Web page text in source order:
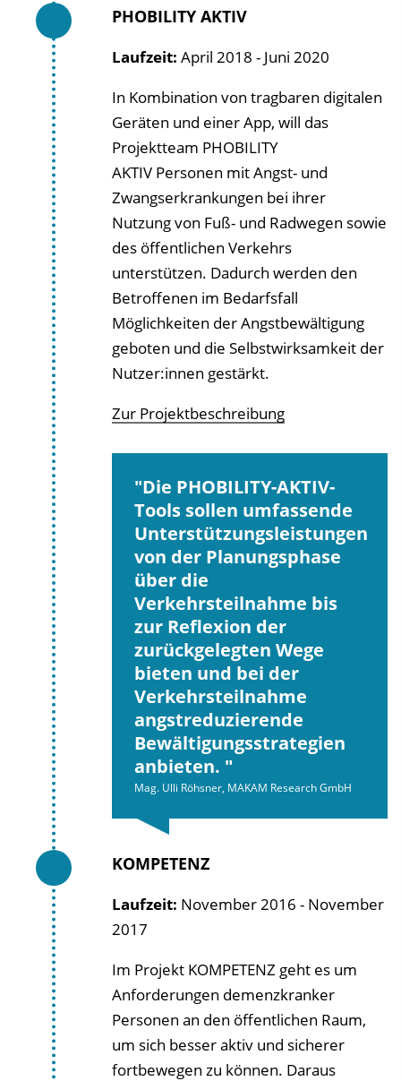
PHOBILITY AKTIV
Laufzeit: April 2018 - Juni 2020
In Kombination von tragbaren digitalen
Geräten und einer App, will das
Projektteam PHOBILITY
AKTIV Personen mit Angst- und
Zwangserkrankungen bei ihrer
Nutzung von Fuß- und Radwegen sowie
des öffentlichen Verkehrs
unterstützen. Dadurch werden den
Betroffenen im Bedarfsfall
Möglichkeiten der Angstbewältigung
geboten und die Selbstwirksamkeit der
Nutzer:innen gestärkt.
Zur Projektbeschreibung
Die PHOBILITY-AKTIV-
Tools sollen umfassende
Unterstützungsleistungen
von der Planungsphase
über die
Verkehrsteilnahme bis
zur Reflexion der
zurückgelegten Wege
bieten und bei der
Verkehrsteilnahme
angstreduzierende
Bewältigungsstrategien
anbieten.
Mag. Ulli Röhsner, MAKAM Research GmbH
KOMPETENZ
Laufzeit: November 2016 - November
2017
Im Projekt KOMPETENZ geht es um
Anforderungen demenzkranker
Personen an den öffentlichen Raum,
um sich besser aktiv und sicherer
fortbewegen zu können. Daraus